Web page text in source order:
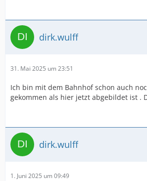
dirk.wulff
31. Mai 2025 um 23:51
Ich bin mit dem Bahnhof schon auch
gekommen als hier jetzt abgebildet ist .
dirk.wulff
1. Juni 2025 um 09:49